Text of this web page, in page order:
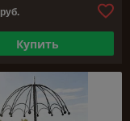
руб.
Купить